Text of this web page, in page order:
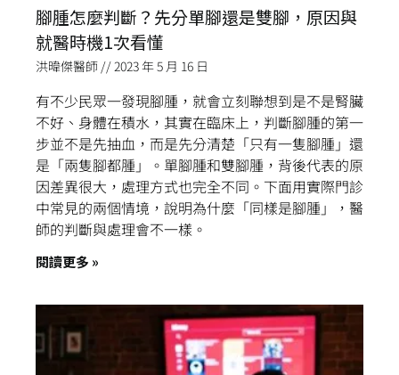
腳腫怎麼判斷？先分單腳還是雙腳，原因與
就醫時機1次看懂
洪暐傑醫師 2023 年 5 月 16 日
有不少民眾一發現腳腫，就會立刻聯想到是不是腎臟
不好、身體在積水，其實在臨床上，判斷腳腫的第一
步並不是先抽血，而是先分清楚「只有一隻腳腫」還
是「兩隻腳都腫」。單腳腫和雙腳腫，背後代表的原
因差異很大，處理方式也完全不同。下面用實際門診
中常見的兩個情境，說明為什麼「同樣是腳腫」，醫
師的判斷與處理會不一樣。
閱讀更多 »